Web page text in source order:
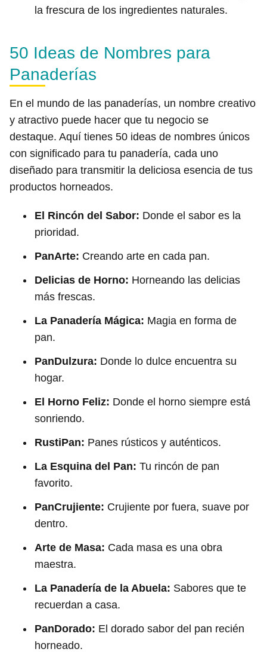
la frescura de los ingredientes naturales.
50 Ideas de Nombres para
Panaderías
En el mundo de las panaderías, un nombre creativo
y atractivo puede hacer que tu negocio se
destaque. Aquí tienes 50 ideas de nombres únicos
con significado para tu panadería, cada uno
diseñado para transmitir la deliciosa esencia de tus
productos horneados.
El Rincón del Sabor: Donde el sabor es la
prioridad.
PanArte: Creando arte en cada pan.
Delicias de Horno: Horneando las delicias
más frescas.
La Panadería Mágica: Magia en forma de
pan.
PanDulzura: Donde lo dulce encuentra su
hogar.
El Horno Feliz: Donde el horno siempre está
sonriendo.
RustiPan: Panes rústicos y auténticos.
La Esquina del Pan: Tu rincón de pan
favorito.
PanCrujiente: Crujiente por fuera, suave por
dentro.
Arte de Masa: Cada masa es una obra
maestra.
La Panadería de la Abuela: Sabores que te
recuerdan a casa.
PanDorado: El dorado sabor del pan recién
horneado.